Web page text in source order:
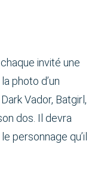
invité une
photo d’un
Vador, Batgirl,
dos. Il devra
personnage qu’il